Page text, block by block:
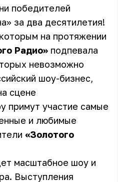
победителей
за два десятилетия!
на протяжении
Радио» подпевала
невозможно
шоу-бизнес,
сцене
примут участие самые
и любимые
«Золотого
масштабное шоу и
Выступления